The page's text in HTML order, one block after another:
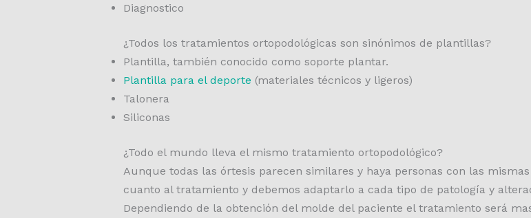
Diagnostico
¿Todos los tratamientos ortopodológicas son sinónimos de plantillas?
Plantilla, también conocido como soporte plantar.
Plantilla para el deporte (materiales técnicos y ligeros)
Talonera
Siliconas
¿Todo el mundo lleva el mismo tratamiento ortopodológico?
Aunque todas las órtesis parecen similares y haya personas con las
cuanto al tratamiento y debemos adaptarlo a cada tipo de patología y
Dependiendo de la obtención del molde del paciente el tratamiento será